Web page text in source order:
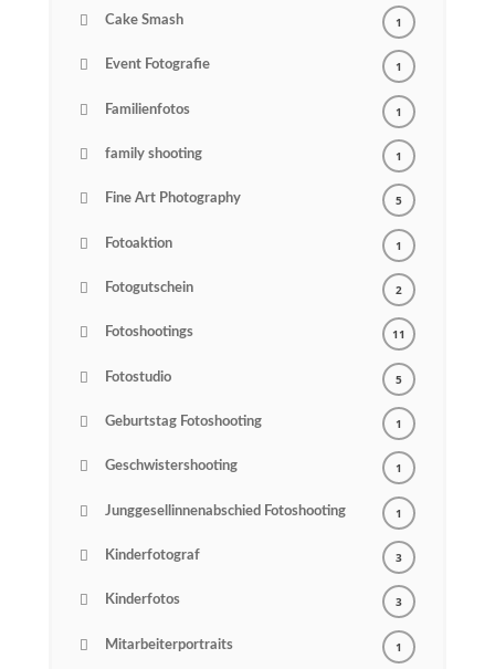
Cake Smash 1
Event Fotografie 1
Familienfotos 1
family shooting 1
Fine Art Photography 5
Fotoaktion 1
Fotogutschein 2
Fotoshootings 11
Fotostudio 5
Geburtstag Fotoshooting 1
Geschwistershooting 1
Junggesellinnenabschied Fotoshooting 1
Kinderfotograf 3
Kinderfotos 3
Mitarbeiterportraits 1